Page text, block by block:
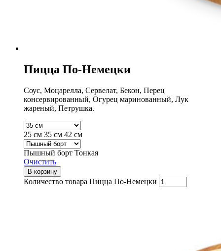
Пицца По-Немецки
Соус, Моцарелла, Сервелат, Бекон, Перец
консервированный, Огурец маринованный, Лук
жареный, Петрушка.
25 см 35 см 42 см
Пышный борт Тонкая
Очистить
В корзину
Количество товара Пицца По-Немецки